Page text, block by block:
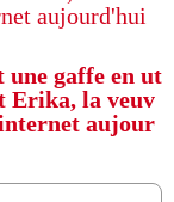
gaffe en ut
Erika, la veuv
aujour